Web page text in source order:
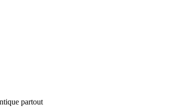
partout